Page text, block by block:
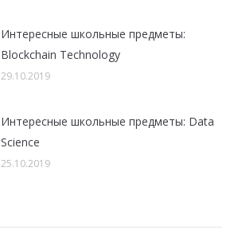
Интересные школьные предметы:
Blockchain Technology
29.10.2019
Интересные школьные предметы: Data
Science
25.10.2019